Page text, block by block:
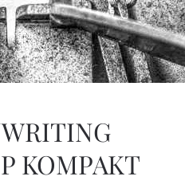
KOMPAKT